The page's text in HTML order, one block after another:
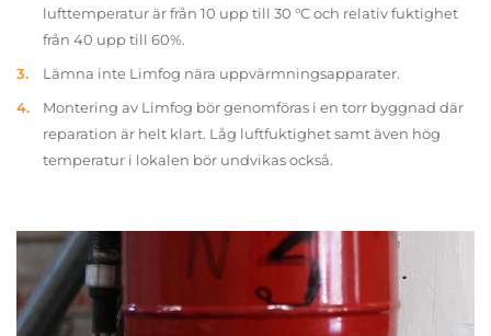
lufttemperatur är från 10 upp till 30 °C och relativ fuktighet
från 40 upp till 60%.
Lämna inte Limfog nära uppvärmningsapparater.
Montering av Limfog bör genomföras i en torr byggnad där
reparation är helt klart. Låg luftfuktighet samt även hög
temperatur i lokalen bör undvikas också.